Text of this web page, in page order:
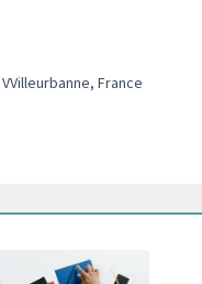
VVilleurbanne, France